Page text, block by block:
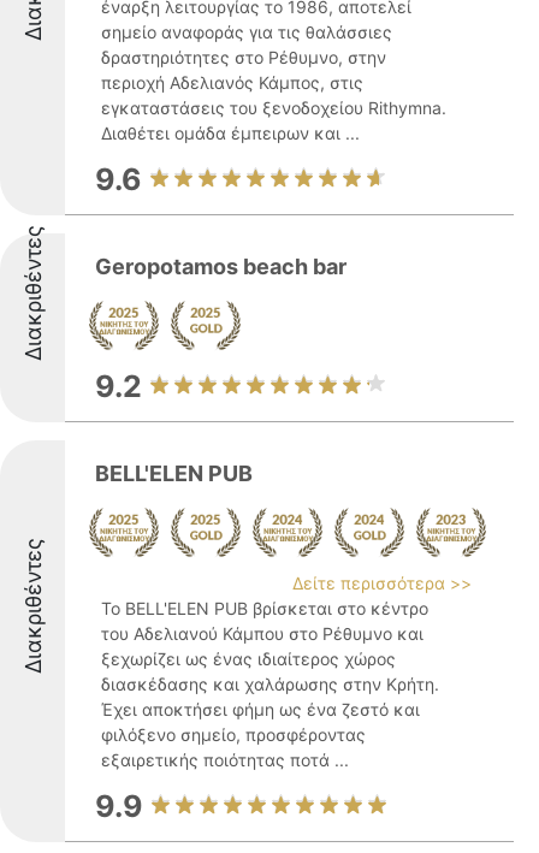
έναρξη λειτουργίας το 1986, αποτελεί
σημείο αναφοράς για τις θαλάσσιες
δραστηριότητες στο Ρέθυμνο, στην
περιοχή Αδελιανός Κάμπος, στις
εγκαταστάσεις του ξενοδοχείου Rithymna.
Διαθέτει ομάδα έμπειρων και ...
9.6
Διακριθέντες Geropotamos beach bar
9.2
Διακριθέντες
BELL'ELEN PUB
Δείτε περισσότερα >>
Το BELL'ELEN PUB βρίσκεται στο κέντρο
του Αδελιανού Κάμπου στο Ρέθυμνο και
ξεχωρίζει ως ένας ιδιαίτερος χώρος
διασκέδασης και χαλάρωσης στην Κρήτη.
Έχει αποκτήσει φήμη ως ένα ζεστό και
φιλόξενο σημείο, προσφέροντας
εξαιρετικής ποιότητας ποτά ...
9.9